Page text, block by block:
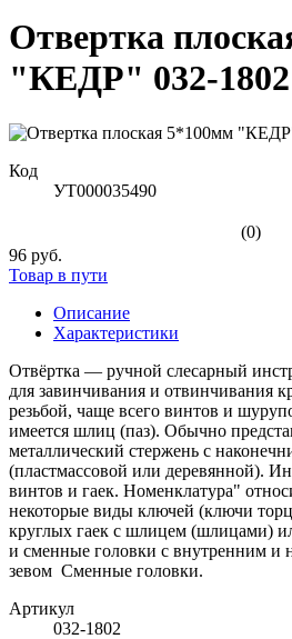
Отвертка
"КЕДР" 032-1802
Код
УТ000035490
(0)
96 руб.
Товар в пути
Описание
Характеристики
Отвёртка — ручной слесарный
для завинчивания и отвинчивания
резьбой, чаще всего винтов и
имеется шлиц (паз). Обычно
металлический стержень с
(пластмассовой или деревянной).
винтов и гаек. Номенклатура"
некоторые виды ключей (ключи
круглых гаек с шлицем (шлицами)
и сменные головки с внутренним и
зевом Сменные головки.
Артикул
032-1802